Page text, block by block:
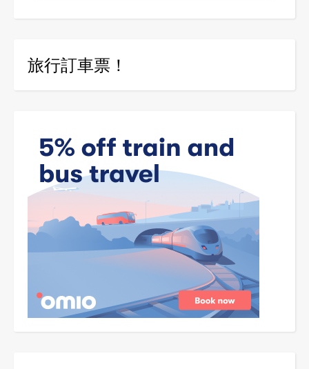
旅行訂車票！